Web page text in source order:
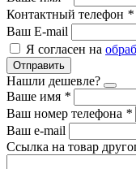
Контактный телефон *
Ваш E-mail
Я согласен на
Отправить
Нашли дешевле?
Ваше имя *
Ваш номер телефона *
Ваш e-mail
Ссылка на товар